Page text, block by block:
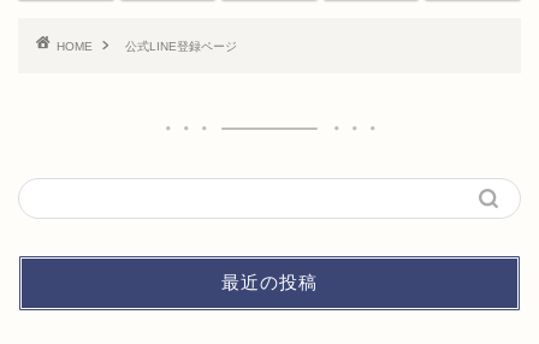
HOME 公式LINE登録ページ
最近の投稿